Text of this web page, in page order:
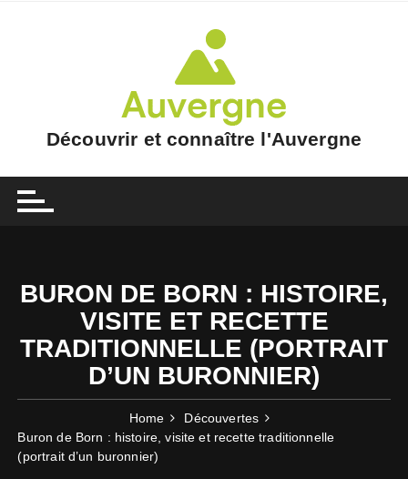
Découvrir et connaître l'Auvergne
BURON DE BORN : HISTOIRE,
VISITE ET RECETTE
TRADITIONNELLE (PORTRAIT
D’UN BURONNIER)
Home
Découvertes
Buron de Born : histoire, visite et recette traditionnelle
(portrait d’un buronnier)